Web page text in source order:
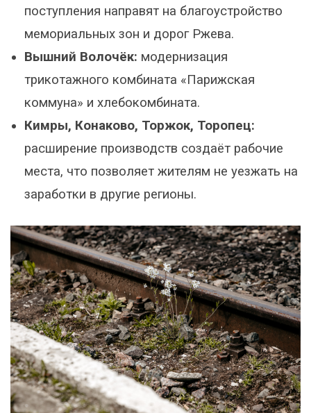
поступления направят на благоустройство
мемориальных зон и дорог Ржева.
Вышний Волочёк: модернизация
трикотажного комбината «Парижская
коммуна» и хлебокомбината.
Кимры, Конаково, Торжок, Торопец:
расширение производств создаёт рабочие
места, что позволяет жителям не уезжать на
заработки в другие регионы.